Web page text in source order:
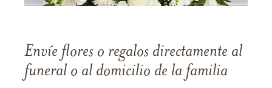
Envíe flores o regalos directamente al
funeral o al domicilio de la familia